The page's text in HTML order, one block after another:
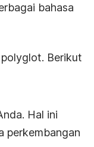
bahasa
polyglot. Berikut
Hal ini
perkembangan